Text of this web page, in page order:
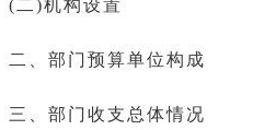
(二)机构设置
二、部门预算单位构成
三、部门收支总体情况